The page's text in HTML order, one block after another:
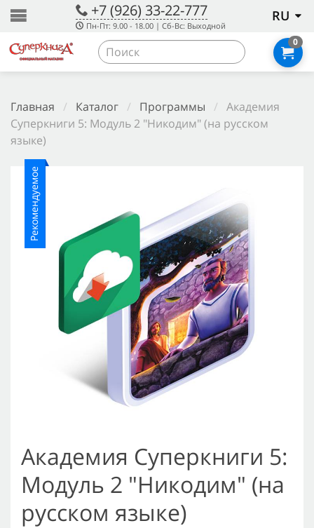
+7 (926) 33-22-777
Пн-Пт: 9.00 - 18.00 | Сб-Вс: Выходной
RU
0
Главная / Каталог / Программы / Академия
Суперкниги 5: Модуль 2 "Никодим" (на русском
языке)
Рекомендуемое
Академия Суперкниги 5:
Модуль 2 "Никодим" (на
русском языке)